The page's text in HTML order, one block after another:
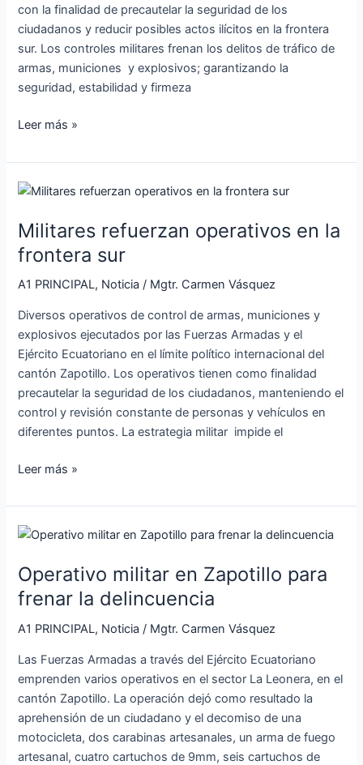
con la finalidad de precautelar la seguridad de los
ciudadanos y reducir posibles actos ilícitos en la frontera
sur. Los controles militares frenan los delitos de tráfico de
armas, municiones y explosivos; garantizando la
seguridad, estabilidad y firmeza
Leer más »
Militares refuerzan operativos en la
frontera sur
A1 PRINCIPAL, Noticia / Mgtr. Carmen Vásquez
Diversos operativos de control de armas, municiones y
explosivos ejecutados por las Fuerzas Armadas y el
Ejército Ecuatoriano en el límite político internacional del
cantón Zapotillo. Los operativos tienen como finalidad
precautelar la seguridad de los ciudadanos, manteniendo el
control y revisión constante de personas y vehículos en
diferentes puntos. La estrategia militar impide el
Militares
operativos
en
frontera
Leer más »
Operativo militar en Zapotillo para
frenar la delincuencia
A1 PRINCIPAL, Noticia / Mgtr. Carmen Vásquez
Las Fuerzas Armadas a través del Ejército Ecuatoriano
emprenden varios operativos en el sector La Leonera, en el
cantón Zapotillo. La operación dejó como resultado la
aprehensión de un ciudadano y el decomiso de una
motocicleta, dos carabinas artesanales, un arma de fuego
artesanal, cuatro cartuchos de 9mm, seis cartuchos de
Operativo
en
Zapotillo
para
frenar
delincuencia